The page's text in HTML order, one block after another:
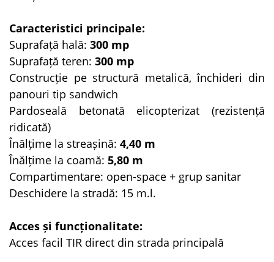
Caracteristici principale:
Suprafață hală: 300 mp
Suprafață teren: 300 mp
Construcție pe structură metalică, închideri din
panouri tip sandwich
Pardoseală betonată elicopterizat (rezistență
ridicată)
Înălțime la streașină: 4,40 m
Înălțime la coamă: 5,80 m
Compartimentare: open-space + grup sanitar
Deschidere la stradă: 15 m.l.
Acces și funcționalitate:
Acces facil TIR direct din strada principală